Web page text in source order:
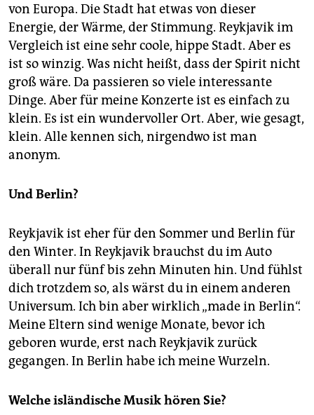
von Europa. Die Stadt hat etwas von dieser
Energie, der Wärme, der Stimmung. Reykjavik im
Vergleich ist eine sehr coole, hippe Stadt. Aber es
ist so winzig. Was nicht heißt, dass der Spirit nicht
groß wäre. Da passieren so viele interessante
Dinge. Aber für meine Konzerte ist es einfach zu
klein. Es ist ein wundervoller Ort. Aber, wie gesagt,
klein. Alle kennen sich, nirgendwo ist man
anonym.
Und Berlin?
Reykjavik ist eher für den Sommer und Berlin für
den Winter. In Reykjavik brauchst du im Auto
überall nur fünf bis zehn Minuten hin. Und fühlst
dich trotzdem so, als wärst du in einem anderen
Universum. Ich bin aber wirklich „made in Berlin“.
Meine Eltern sind wenige Monate, bevor ich
geboren wurde, erst nach Reykjavik zurück
gegangen. In Berlin habe ich meine Wurzeln.
Welche isländische Musik hören Sie?